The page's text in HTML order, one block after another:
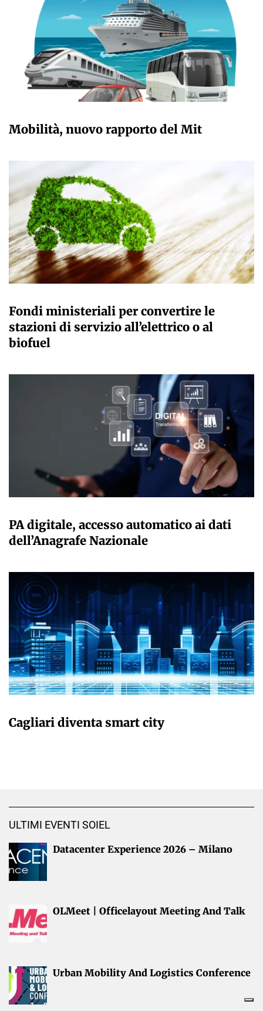
Mobilità, nuovo rapporto del Mit
Fondi ministeriali per convertire le
stazioni di servizio all’elettrico o al
biofuel
PA digitale, accesso automatico ai dati
dell’Anagrafe Nazionale
Cagliari diventa smart city
ULTIMI EVENTI SOIEL
Datacenter Experience 2026 – Milano
OLMeet | Officelayout Meeting And Talk
Urban Mobility And Logistics Conference